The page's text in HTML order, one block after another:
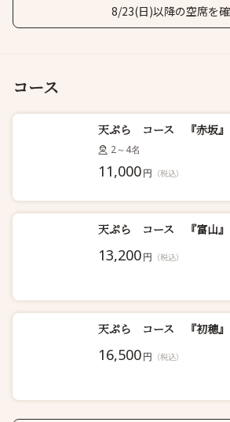
8/23(日)以降の空席を
コース
天ぷら コース 『赤坂』
2～4名
11,000円 （税込）
天ぷら コース 『富山』
13,200円 （税込）
天ぷら コース 『初穂』
16,500円 （税込）